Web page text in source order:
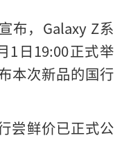
布，Galaxy Z系
1日19:00正式举
本次新品的国行
尝鲜价已正式公